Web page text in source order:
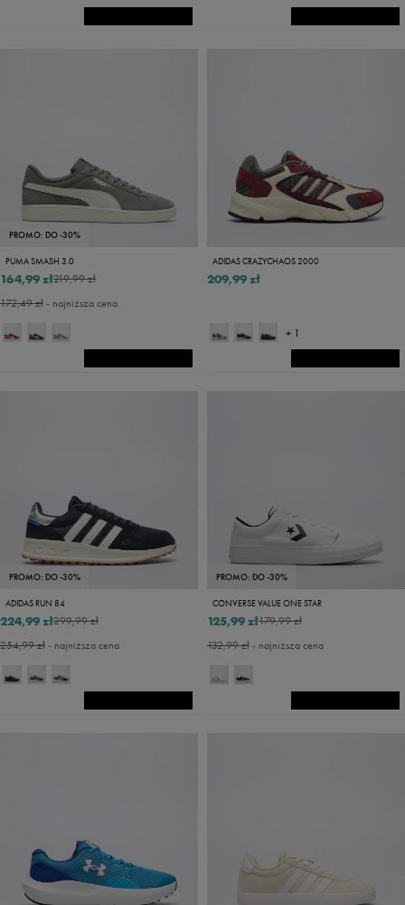
PROMO: DO -30%
PUMA SMASH 3.0
219,99 zł
164,99 zł
172,49 zł- najniższa cena
ADIDAS CRAZYCHAOS 2000
209,99 zł
+ 1
PROMO: DO -30%
ADIDAS RUN 84
299,99 zł
224,99 zł
254,99 zł- najniższa cena
PROMO: DO -30%
CONVERSE VALUE ONE STAR
179,99 zł
125,99 zł
132,99 zł- najniższa cena